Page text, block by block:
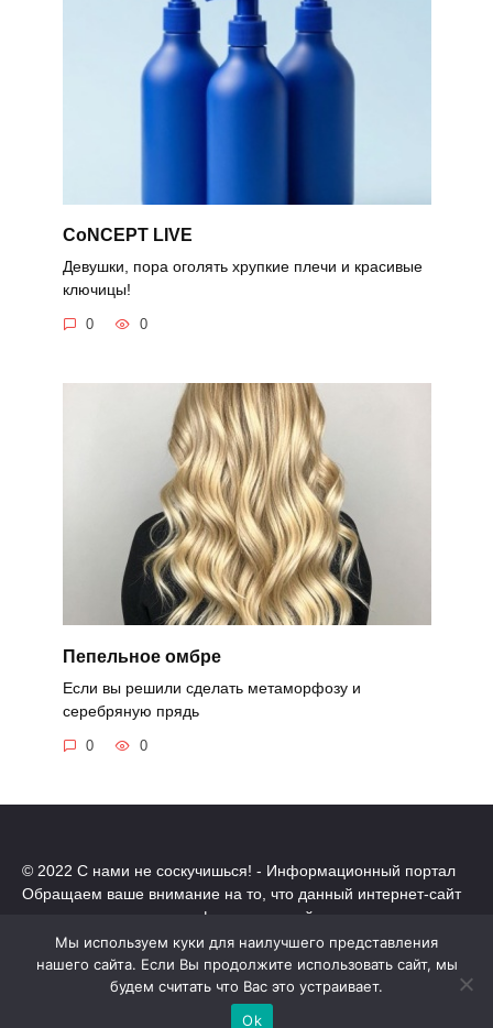
CoNCEPT LIVE
Девушки, пора оголять хрупкие плечи и красивые
ключицы!
0 0
Пепельное омбре
Если вы решили сделать метаморфозу и
серебряную прядь
0 0
© 2022 С нами не соскучишься! - Информационный портал
Обращаем ваше внимание на то, что данный интернет-сайт
носит исключительно информационный характер.
Все торговые марки принадлежат их владельцам. Все права
защищены.
Политика конфиденциальности
Мы используем куки для наилучшего представления
нашего сайта. Если Вы продолжите использовать сайт, мы
будем считать что Вас это устраивает.
Ok